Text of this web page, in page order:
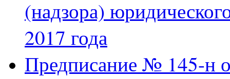
(надзора)
2017 года
Предписание № 145-н